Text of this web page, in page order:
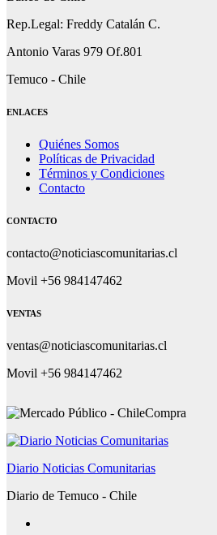
Rep.Legal: Freddy Catalán C.
Antonio Varas 979 Of.801
Temuco - Chile
ENLACES
Quiénes Somos
Políticas de Privacidad
Términos y Condiciones
Contacto
CONTACTO
contacto@noticiascomunitarias.cl
Movil +56 984147462
VENTAS
ventas@noticiascomunitarias.cl
Movil +56 984147462
Diario Noticias Comunitarias
Diario de Temuco - Chile